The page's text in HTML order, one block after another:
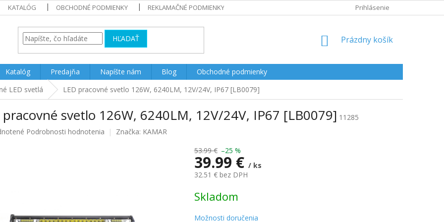
KATALÓG OBCHODNÉ PODMIENKY REKLAMAČNÉ PODMIENKY Prihlásenie
HĽADAŤ
NÁKUPNÝ
Prázdny košík
Katalóg Predajňa Napíšte nám Blog
Obchodné podmienky
LED svetlá LED pracovné svetlo 126W, 6240LM, 12V/24V, IP67 [LB0079]
pracovné svetlo 126W, 6240LM, 12V/24V, IP67 [LB0079] 11285
Podrobnosti hodnotenia Značka: KAMAR
53.99 € –25 %
39.99 € / ks
32.51 € bez DPH
cena:
Skladom
Možnosti doručenia